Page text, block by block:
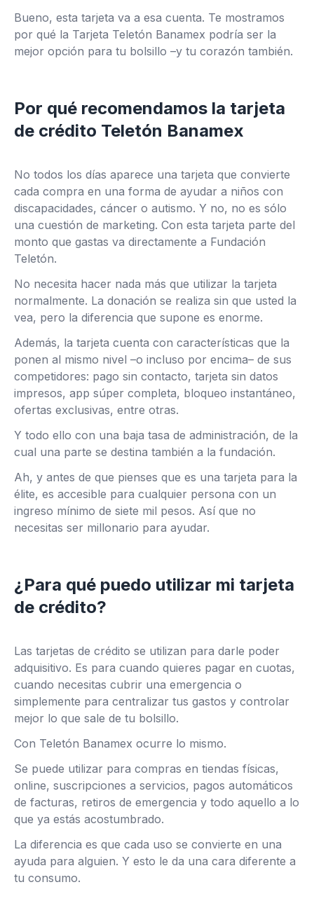
Bueno, esta tarjeta va a esa cuenta. Te mostramos
por qué la Tarjeta Teletón Banamex podría ser la
mejor opción para tu bolsillo –y tu corazón también.
Por qué recomendamos la tarjeta
de crédito Teletón Banamex
No todos los días aparece una tarjeta que convierte
cada compra en una forma de ayudar a niños con
discapacidades, cáncer o autismo. Y no, no es sólo
una cuestión de marketing. Con esta tarjeta parte del
monto que gastas va directamente a Fundación
Teletón.
No necesita hacer nada más que utilizar la tarjeta
normalmente. La donación se realiza sin que usted la
vea, pero la diferencia que supone es enorme.
Además, la tarjeta cuenta con características que la
ponen al mismo nivel –o incluso por encima– de sus
competidores: pago sin contacto, tarjeta sin datos
impresos, app súper completa, bloqueo instantáneo,
ofertas exclusivas, entre otras.
Y todo ello con una baja tasa de administración, de la
cual una parte se destina también a la fundación.
Ah, y antes de que pienses que es una tarjeta para la
élite, es accesible para cualquier persona con un
ingreso mínimo de siete mil pesos. Así que no
necesitas ser millonario para ayudar.
¿Para qué puedo utilizar mi tarjeta
de crédito?
Las tarjetas de crédito se utilizan para darle poder
adquisitivo. Es para cuando quieres pagar en cuotas,
cuando necesitas cubrir una emergencia o
simplemente para centralizar tus gastos y controlar
mejor lo que sale de tu bolsillo.
Con Teletón Banamex ocurre lo mismo.
Se puede utilizar para compras en tiendas físicas,
online, suscripciones a servicios, pagos automáticos
de facturas, retiros de emergencia y todo aquello a lo
que ya estás acostumbrado.
La diferencia es que cada uso se convierte en una
ayuda para alguien. Y esto le da una cara diferente a
tu consumo.